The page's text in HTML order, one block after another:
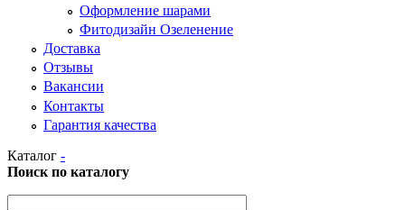
Оформление шарами
Фитодизайн Озеленение
Доставка
Отзывы
Вакансии
Контакты
Гарантия качества
Каталог -
Поиск по каталогу